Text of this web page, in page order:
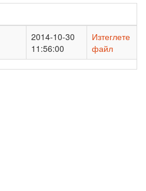
2014-10-30
11:56:00
Изтеглете
файл